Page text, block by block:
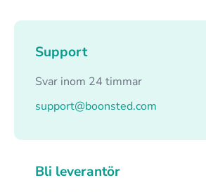
Support
Svar inom 24 timmar
support@boonsted.com
Bli leverantör